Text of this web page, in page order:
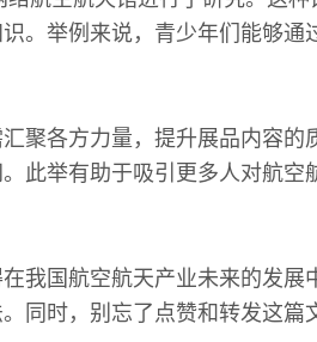
。举例来说，青少年们能够通
聚各方力量，提升展品内容的
此举有助于吸引更多人对航空
我国航空航天产业未来的发展
同时，别忘了点赞和转发这篇